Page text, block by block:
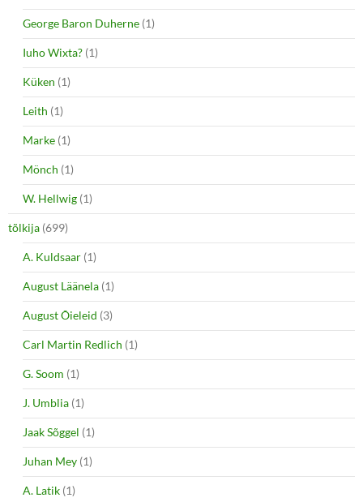
George Baron Duherne (1)
Iuho Wixta? (1)
Küken (1)
Leith (1)
Marke (1)
Mönch (1)
W. Hellwig (1)
tõlkija (699)
A. Kuldsaar (1)
August Läänela (1)
August Õieleid (3)
Carl Martin Redlich (1)
G. Soom (1)
J. Umblia (1)
Jaak Sõggel (1)
Juhan Mey (1)
A. Latik (1)